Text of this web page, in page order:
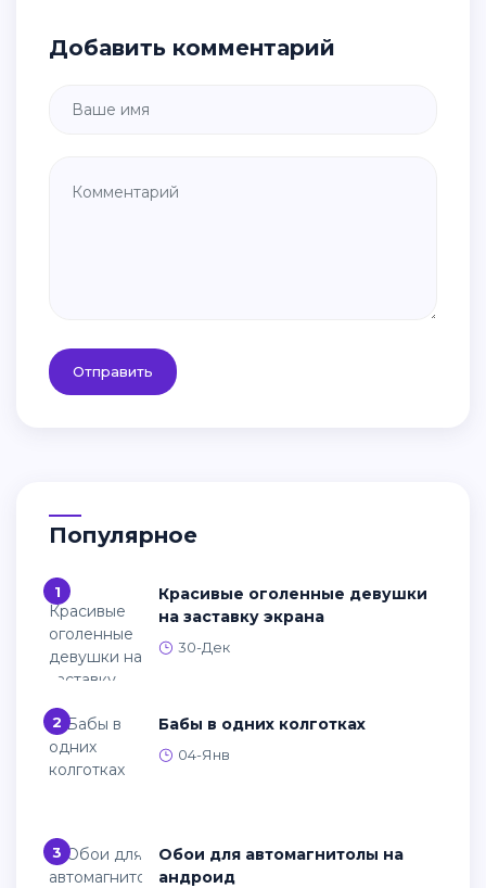
Добавить комментарий
Отправить
Популярное
1
Красивые оголенные девушки
на заставку экрана
30-Дек
2 Бабы в одних колготках
04-Янв
3
Обои для автомагнитолы на
андроид